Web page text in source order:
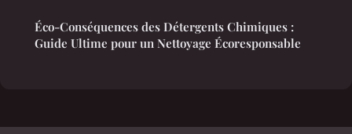
Éco-Conséquences des Détergents Chimiques :
Guide Ultime pour un Nettoyage Écoresponsable